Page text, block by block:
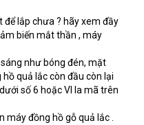
lắp chưa ? hãy xem đầy
biến mắt thần , máy
như bóng đén, mặt
quả lắc còn đầu còn lại
số 6 hoặc VI la mã trên
máy đồng hồ gỗ quả lắc .